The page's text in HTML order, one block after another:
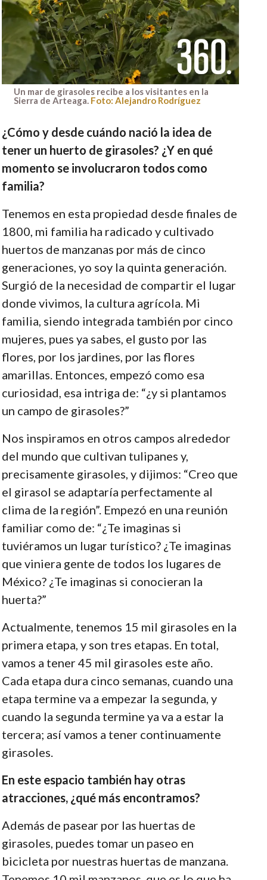
Un mar de girasoles recibe a los visitantes en la
Sierra de Arteaga. Foto: Alejandro Rodríguez
¿Cómo y desde cuándo nació la idea de
tener un huerto de girasoles? ¿Y en qué
momento se involucraron todos como
familia?
Tenemos en esta propiedad desde finales de
1800, mi familia ha radicado y cultivado
huertos de manzanas por más de cinco
generaciones, yo soy la quinta generación.
Surgió de la necesidad de compartir el lugar
donde vivimos, la cultura agrícola. Mi
familia, siendo integrada también por cinco
mujeres, pues ya sabes, el gusto por las
flores, por los jardines, por las flores
amarillas. Entonces, empezó como esa
curiosidad, esa intriga de: “¿y si plantamos
un campo de girasoles?”
Nos inspiramos en otros campos alrededor
del mundo que cultivan tulipanes y,
precisamente girasoles, y dijimos: “Creo que
el girasol se adaptaría perfectamente al
clima de la región”. Empezó en una reunión
familiar como de: “¿Te imaginas si
tuviéramos un lugar turístico? ¿Te imaginas
que viniera gente de todos los lugares de
México? ¿Te imaginas si conocieran la
huerta?”
Actualmente, tenemos 15 mil girasoles en la
primera etapa, y son tres etapas. En total,
vamos a tener 45 mil girasoles este año.
Cada etapa dura cinco semanas, cuando una
etapa termine va a empezar la segunda, y
cuando la segunda termine ya va a estar la
tercera; así vamos a tener continuamente
girasoles.
En este espacio también hay otras
atracciones, ¿qué más encontramos?
Además de pasear por las huertas de
girasoles, puedes tomar un paseo en
bicicleta por nuestras huertas de manzana.